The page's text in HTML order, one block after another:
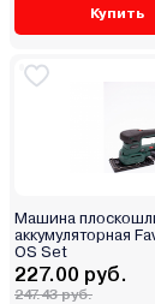
Купить
Машина
аккумуляторная
OS Set
227.00 руб.
247.43 руб.